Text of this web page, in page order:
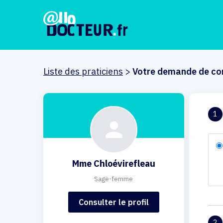
Liste des praticiens > Votre demande de
Mme Chloévirefleau
Sage-femme
Consulter le profil
1